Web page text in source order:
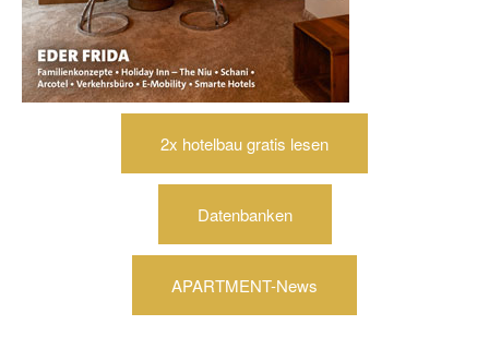
2x hotelbau gratis lesen
Datenbanken
APARTMENT-News